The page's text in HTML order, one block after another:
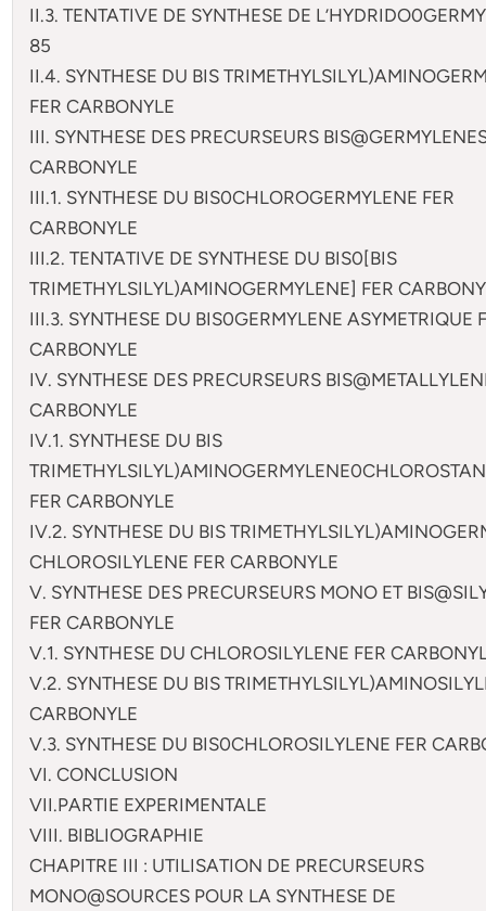
II.3. TENTATIVE DE SYNTHESE DE
85
II.4. SYNTHESE DU BIS
FER CARBONYLE
III. SYNTHESE DES PRECURSEURS
CARBONYLE
III.1. SYNTHESE DU BIS0CHLOROGERMYLENE FER
CARBONYLE
III.2. TENTATIVE DE SYNTHESE DU BIS0[BIS
TRIMETHYLSILYL)AMINOGERMYLENE] FER
III.3. SYNTHESE DU BIS0GERMYLENE ASYMETRIQUE
CARBONYLE
IV. SYNTHESE DES PRECURSEURS
CARBONYLE
IV.1. SYNTHESE DU BIS
FER CARBONYLE
IV.2. SYNTHESE DU BIS
CHLOROSILYLENE FER CARBONYLE
V. SYNTHESE DES PRECURSEURS MONO ET
FER CARBONYLE
V.1. SYNTHESE DU CHLOROSILYLENE FER
V.2. SYNTHESE DU BIS
CARBONYLE
V.3. SYNTHESE DU BIS0CHLOROSILYLENE FER
VI. CONCLUSION
VII.PARTIE EXPERIMENTALE
VIII. BIBLIOGRAPHIE
CHAPITRE III : UTILISATION DE PRECURSEURS
MONO@SOURCES POUR LA SYNTHESE DE